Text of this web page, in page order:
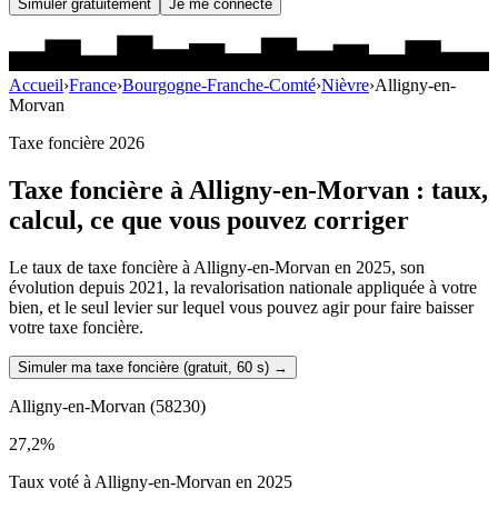
Simuler gratuitement Je me connecte
Accueil›France›Bourgogne-Franche-Comté›Nièvre›Alligny-en-
Morvan
Taxe foncière 2026
Taxe foncière àAlligny-en-Morvan : taux,
calcul, ce que vous pouvez corriger
Le taux de taxe foncière à Alligny-en-Morvan en 2025, son
évolution depuis 2021, la revalorisation nationale appliquée à votre
bien, et le seul levier sur lequel vous pouvez agir pour faire baisser
votre taxe foncière.
Simuler ma taxe foncière (gratuit, 60 s) →
Alligny-en-Morvan (58230)
27,2%
Taux voté à Alligny-en-Morvan en 2025